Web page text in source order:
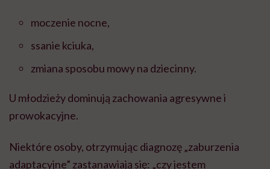
moczenie nocne,
ssanie kciuka,
zmiana sposobu mowy na dziecinny.
U młodzieży dominują zachowania agresywne i
prowokacyjne.
Niektóre osoby, otrzymując diagnozę „zaburzenia
adaptacyjne” zastanawiają się: „czy jestem